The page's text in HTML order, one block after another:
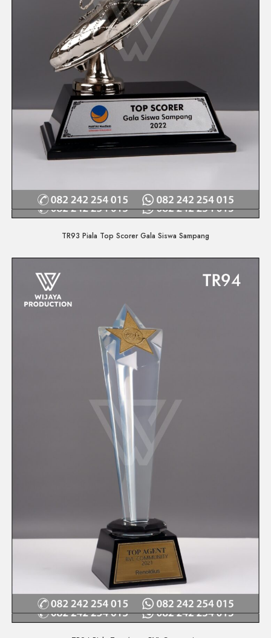
Quick View
TR93 Piala Top Scorer Gala Siswa Sampang
Quick View